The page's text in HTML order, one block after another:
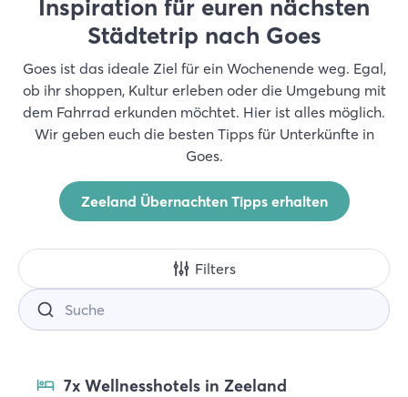
Inspiration für euren nächsten
Städtetrip nach Goes
Goes ist das ideale Ziel für ein Wochenende weg. Egal,
ob ihr shoppen, Kultur erleben oder die Umgebung mit
dem Fahrrad erkunden möchtet. Hier ist alles möglich.
Wir geben euch die besten Tipps für Unterkünfte in
Goes.
Zeeland Übernachten Tipps erhalten
Filters
7x Wellnesshotels in Zeeland